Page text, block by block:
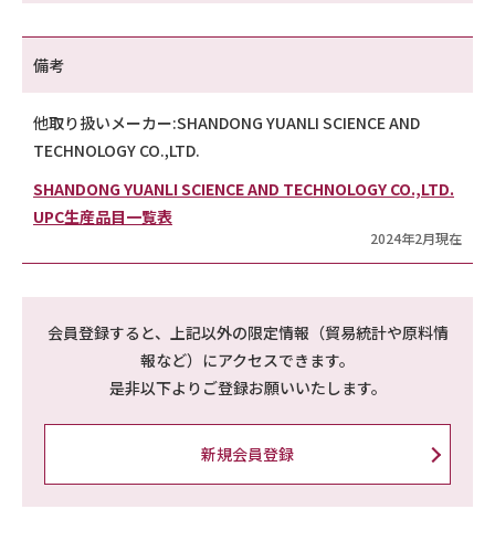
備考
他取り扱いメーカー:SHANDONG YUANLI SCIENCE AND
TECHNOLOGY CO.,LTD.
SHANDONG YUANLI SCIENCE AND TECHNOLOGY CO.,LTD.
UPC生産品目一覧表
2024年2月現在
会員登録すると、上記以外の限定情報（貿易統計や原料情
報など）にアクセスできます。
是非以下よりご登録お願いいたします。
新規会員登録